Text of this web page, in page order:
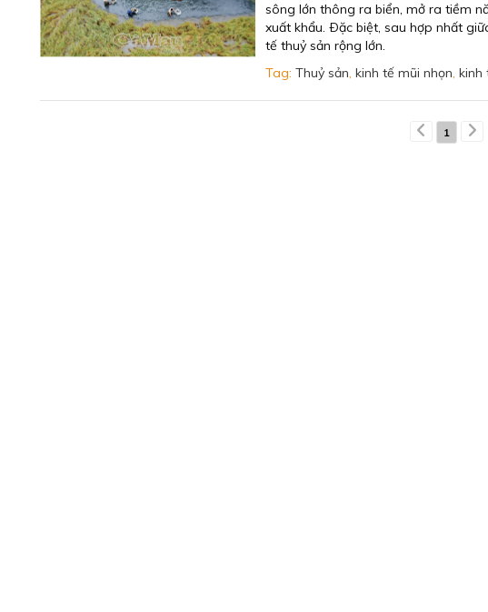
sông lớn thông ra biển, mở ra tiềm
xuất khẩu. Ðặc biệt, sau hợp nhất
tế thuỷ sản rộng lớn.
Tag: Thuỷ sản, kinh tế mũi nhọn, kinh
1